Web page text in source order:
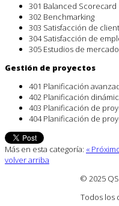
301 Balanced Scorecard
302 Benchmarking
303 Satisfacción de
304 Satisfacción de
305 Estudios de mercado
Gestión de proyectos
401 Planificación
402 Planificación
403 Planificación de
404 Planificación de
Más en esta categoría: «
volver arriba
© 2025
Todos los